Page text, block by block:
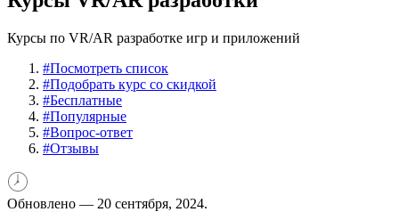
Курсы по VR/AR разработке игр и приложений
#Посмотреть список
#Подобрать курс со скидкой
#Бесплатные
#Популярные
#Вопрос-ответ
#Отзывы
Обновлено — 20 сентября, 2024.